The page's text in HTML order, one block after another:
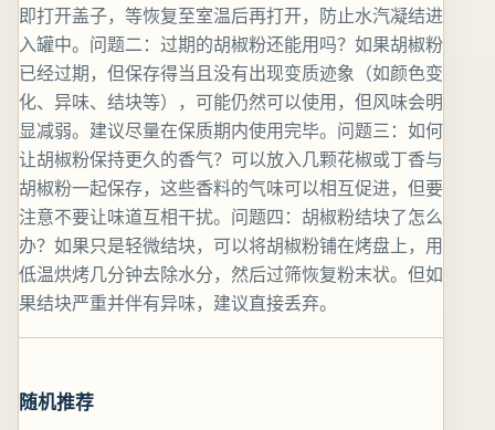
即打开盖子，等恢复至室温后再打开，防止水汽凝结进
入罐中。问题二：过期的胡椒粉还能用吗？如果胡椒粉
已经过期，但保存得当且没有出现变质迹象（如颜色变
化、异味、结块等），可能仍然可以使用，但风味会明
显减弱。建议尽量在保质期内使用完毕。问题三：如何
让胡椒粉保持更久的香气？可以放入几颗花椒或丁香与
胡椒粉一起保存，这些香料的气味可以相互促进，但要
注意不要让味道互相干扰。问题四：胡椒粉结块了怎么
办？如果只是轻微结块，可以将胡椒粉铺在烤盘上，用
低温烘烤几分钟去除水分，然后过筛恢复粉末状。但如
果结块严重并伴有异味，建议直接丢弃。
随机推荐